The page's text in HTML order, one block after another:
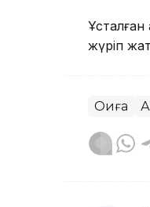
жүріп
Оқиға